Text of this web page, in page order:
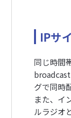
IPサ
同じ時間
グで同時
また、イ
ルラジオ